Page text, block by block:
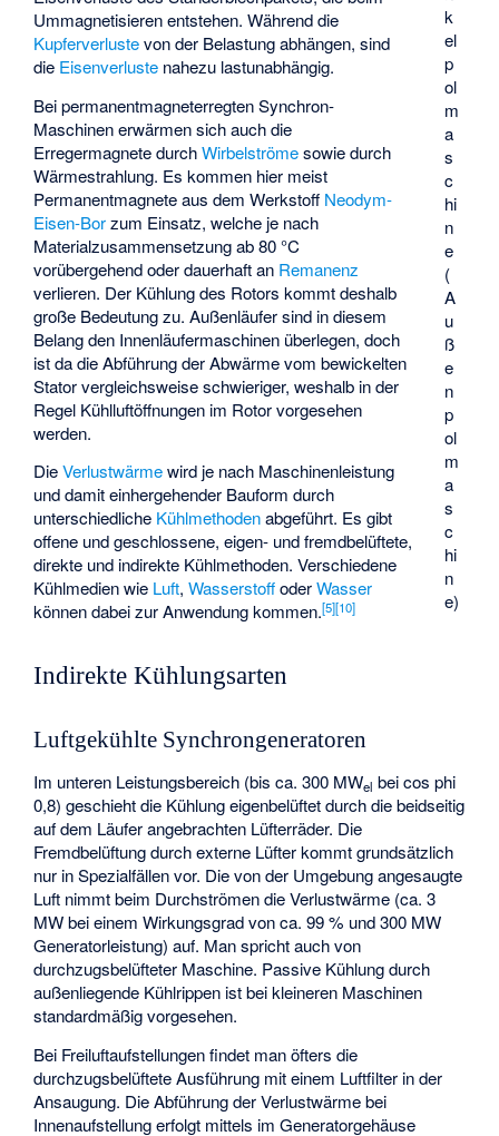
k
el
p
ol
m
a
s
c
hi
n
e
(
A
u
ß
e
n
p
ol
m
a
s
c
hi
n
e)
Ummagnetisieren entstehen. Während die
Kupferverlustevon der Belastung abhängen, sind
die Eisenverluste nahezu lastunabhängig.
Bei permanentmagneterregten Synchron-
Maschinen erwärmen sich auch die
Erregermagnete durchWirbelströmesowie durch
Wärmestrahlung. Es kommen hier meist
Permanentmagnete aus dem Werkstoff Neodym-
Eisen-Borzum Einsatz, welche je nach
Materialzusammensetzung ab 80 °C
vorübergehend oder dauerhaft an Remanenz
verlieren. Der Kühlung des Rotors kommt deshalb
große Bedeutung zu. Außenläufer sind in diesem
Belang den Innenläufermaschinen überlegen, doch
ist da die Abführung der Abwärme vom bewickelten
Stator vergleichsweise schwieriger, weshalb in der
Regel Kühlluftöffnungen im Rotor vorgesehen
werden.
DieVerlustwärmewird je nach Maschinenleistung
und damit einhergehender Bauform durch
unterschiedliche Kühlmethodenabgeführt. Es gibt
offene und geschlossene, eigen- und fremdbelüftete,
direkte und indirekte Kühlmethoden. Verschiedene
Kühlmedien wie Luft,WasserstoffoderWasser
können dabei zur Anwendung kommen.[5][10]
Indirekte Kühlungsarten
Luftgekühlte Synchrongeneratoren
Im unteren Leistungsbereich (bis ca. 300 MWel bei cos phi
0,8) geschieht die Kühlung eigenbelüftet durch die beidseitig
auf dem Läufer angebrachten Lüfterräder. Die
Fremdbelüftung durch externe Lüfter kommt grundsätzlich
nur in Spezialfällen vor. Die von der Umgebung angesaugte
Luft nimmt beim Durchströmen die Verlustwärme (ca. 3
MW bei einem Wirkungsgrad von ca. 99 % und 300 MW
Generatorleistung) auf. Man spricht auch von
durchzugsbelüfteter Maschine. Passive Kühlung durch
außenliegende Kühlrippen ist bei kleineren Maschinen
standardmäßig vorgesehen.
Bei Freiluftaufstellungen findet man öfters die
durchzugsbelüftete Ausführung mit einem Luftfilter in der
Ansaugung. Die Abführung der Verlustwärme bei
Innenaufstellung erfolgt mittels im Generatorgehäuse